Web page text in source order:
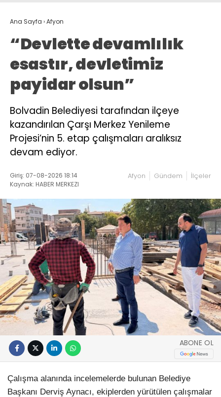
Ana Sayfa ›Afyon
“Devlette devamlılık
esastır, devletimiz
payidar olsun”
Bolvadin Belediyesi tarafından ilçeye
kazandırılan Çarşı Merkez Yenileme
Projesi’nin 5. etap çalışmaları aralıksız
devam ediyor.
Giriş: 07-08-2026 18:14
Kaynak: HABER MERKEZI
Afyon Gündem İlçeler
ABONE OL
Çalışma alanında incelemelerde bulunan Belediye
Başkanı Derviş Aynacı, ekiplerden yürütülen çalışmalar